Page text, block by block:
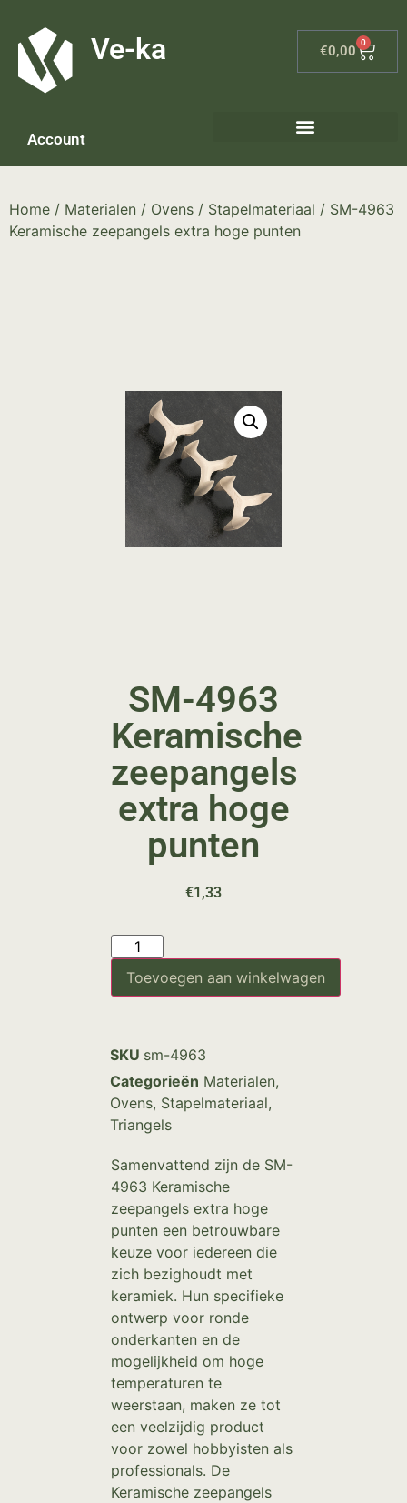
Ve-ka €0,00
0
Account
Home / Materialen / Ovens / Stapelmateriaal / SM-4963
Keramische zeepangels extra hoge punten
SM-4963
Keramische
zeepangels
extra hoge
punten
€1,33
Toevoegen aan winkelwagen
SKU sm-4963
Categorieën Materialen,
Ovens, Stapelmateriaal,
Triangels
Samenvattend zijn de SM-
4963 Keramische
zeepangels extra hoge
punten een betrouwbare
keuze voor iedereen die
zich bezighoudt met
keramiek. Hun specifieke
ontwerp voor ronde
onderkanten en de
mogelijkheid om hoge
temperaturen te
weerstaan, maken ze tot
een veelzijdig product
voor zowel hobbyisten als
professionals. De
Keramische zeepangels